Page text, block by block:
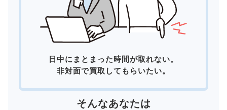
日中にまとまった時間が取れない。
非対面で買取してもらいたい。
そんなあなたは